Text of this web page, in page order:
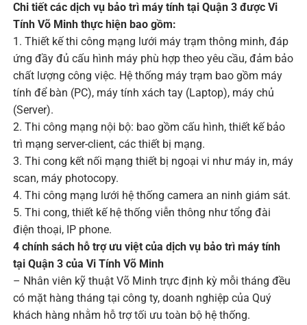
Chi tiết các dịch vụ bảo trì máy tính tại Quận 3 được Vi
Tính Võ Minh thực hiện bao gồm:
1. Thiết kế thi công mạng lưới máy trạm thông minh, đáp
ứng đầy đủ cấu hình máy phù hợp theo yêu cầu, đảm bảo
chất lượng công việc. Hệ thống máy trạm bao gồm máy
tính để bàn (PC), máy tính xách tay (Laptop), máy chủ
(Server).
2. Thi công mạng nội bộ: bao gồm cấu hình, thiết kế bảo
trì mạng server-client, các thiết bị mạng.
3. Thi cong kết nối mạng thiết bị ngoại vi như máy in, máy
scan, máy photocopy.
4. Thi công mạng lưới hệ thống camera an ninh giám sát.
5. Thi cong, thiết kế hệ thống viễn thông như tổng đài
điện thoại, IP phone.
4 chính sách hỗ trợ ưu việt của dịch vụ bảo trì máy tính
tại Quận 3 của Vi Tính Võ Minh
– Nhân viên kỹ thuật Võ Minh trực định kỳ mỗi tháng đều
có mặt hàng tháng tại công ty, doanh nghiệp của Quý
khách hàng nhằm hỗ trợ tối ưu toàn bộ hệ thống.